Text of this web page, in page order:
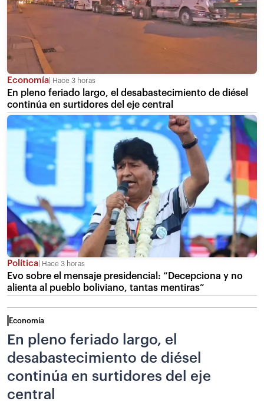
Economía Hace 3 horas
En pleno feriado largo, el desabastecimiento de diésel
continúa en surtidores del eje central
Política Hace 3 horas
Evo sobre el mensaje presidencial: “Decepciona y no
alienta al pueblo boliviano, tantas mentiras”
Economía
En pleno feriado largo, el
desabastecimiento de diésel
continúa en surtidores del eje
central